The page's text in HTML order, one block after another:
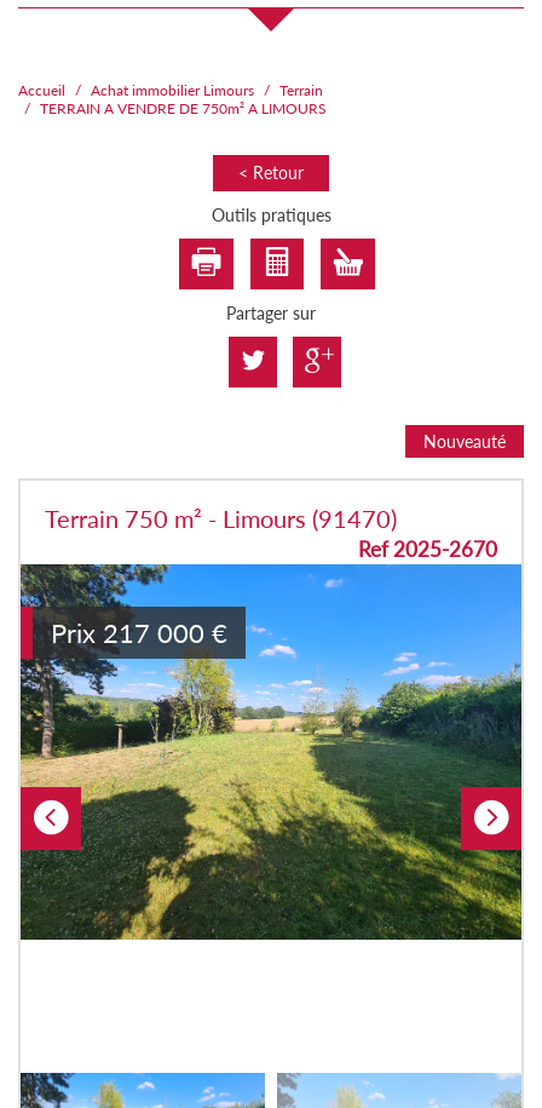
Accueil Achat immobilier Limours
Terrain
TERRAIN A VENDRE DE 750m² A LIMOURS
< Retour
Outils pratiques
Partager sur
Nouveauté
Terrain 750 m² - Limours (91470)
Ref 2025-2670
Prix 217 000 €